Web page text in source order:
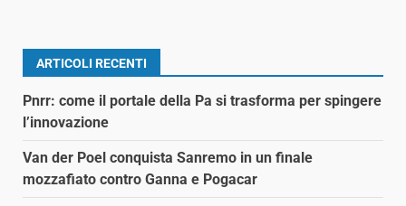
ARTICOLI RECENTI
Pnrr: come il portale della Pa si trasforma per spingere
l’innovazione
Van der Poel conquista Sanremo in un finale
mozzafiato contro Ganna e Pogacar